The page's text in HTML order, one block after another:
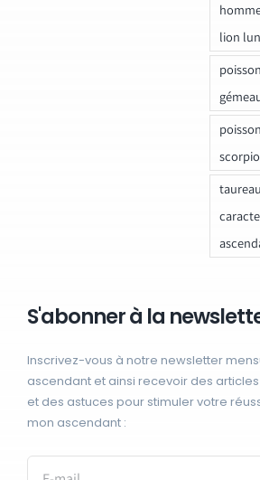
lion
S'abonner à la
Inscrivez-vous à notre newsletter
ascendant et ainsi recevoir des
et des astuces pour stimuler votre
mon ascendant :